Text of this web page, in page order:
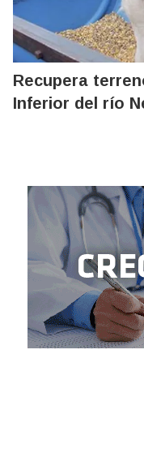
Recupera
Inferior del río